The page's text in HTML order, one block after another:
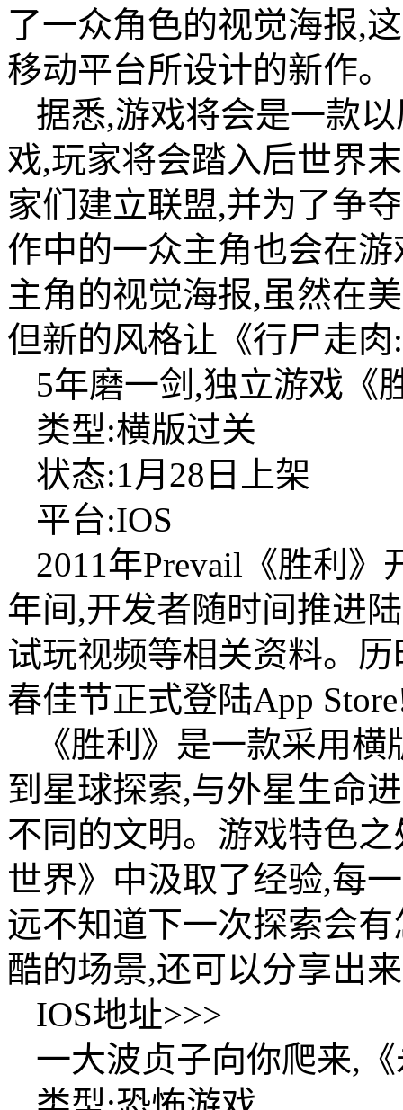
了一众角色的视觉海报,
移动平台所设计的新作。
据悉,游戏将会是一款
戏,玩家将会踏入后世界
家们建立联盟,并为了争
作中的一众主角也会在
主角的视觉海报,虽然在
但新的风格让《行尸走
5年磨一剑,独立游戏《
类型:横版过关
状态:1月28日上架
平台:IOS
2011年Prevail《胜利
年间,开发者随时间推进
试玩视频等相关资料。
春佳节正式登陆App
《胜利》是一款采用
到星球探索,与外星生命
不同的文明。游戏特色
世界》中汲取了经验,每
远不知道下一次探索会
酷的场景,还可以分享出
IOS地址>>>
一大波贞子向你爬来,